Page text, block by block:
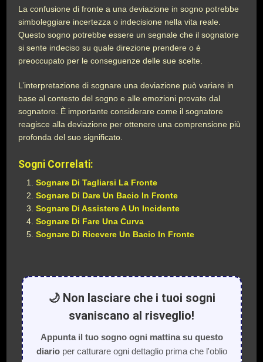
La confusione di fronte a una deviazione in sogno potrebbe
simboleggiare incertezza o indecisione nella vita reale.
Questo sogno potrebbe essere un segnale che il sognatore
si sente indeciso su quale direzione prendere o è
preoccupato per le conseguenze delle sue scelte.
L’interpretazione di sognare una deviazione può variare in
base al contesto del sogno e alle emozioni provate dal
sognatore. È importante considerare come il sognatore
reagisce alla deviazione per ottenere una comprensione più
profonda del suo significato.
Sogni Correlati:
Sognare Di Tagliarsi La Fronte
Sognare Di Dare Un Bacio In Fronte
Sognare Di Assistere A Un Incidente
Sognare Di Fare Una Curva
Sognare Di Ricevere Un Bacio In Fronte
🌙 Non lasciare che i tuoi sogni
svaniscano al risveglio!
Appunta il tuo sogno ogni mattina su questo
diarioper catturare ogni dettaglio prima che l'oblio